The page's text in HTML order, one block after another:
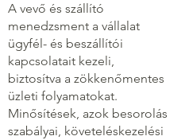
A vevő és szállító
menedzsment a vállalat
ügyfél- és beszállítói
kapcsolatait kezeli,
biztosítva a zökkenőmentes
üzleti folyamatokat.
Minősítések, azok besorolás
szabályai, követeléskezelési